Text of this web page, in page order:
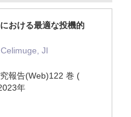
おける最適な投機的
JI
報告(Web)122 巻 (
年